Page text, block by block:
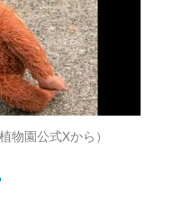
物園公式Xから）